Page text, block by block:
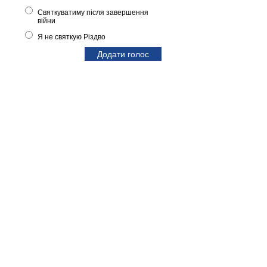
Святкуватиму після завершення
війни
Я не святкую Різдво